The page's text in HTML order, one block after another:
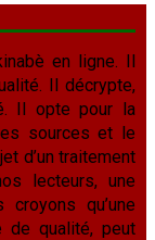
en ligne. Il
Il décrypte,
Il opte pour la
sources et le
d’un traitement
lecteurs, une
qu’une
de qualité, peut